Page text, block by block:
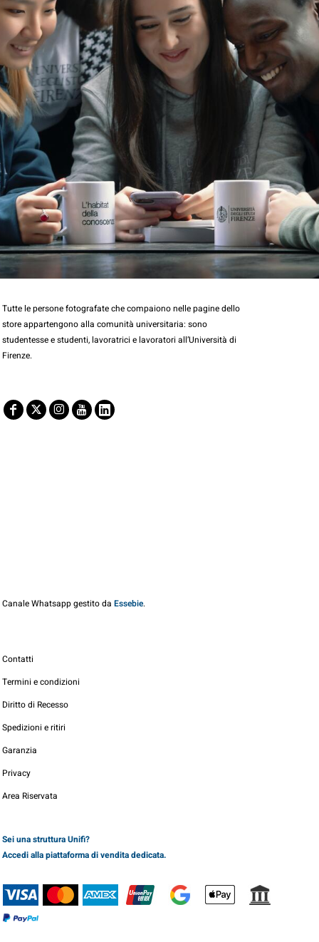
Tutte le persone fotografate che compaiono nelle pagine dello
store appartengono alla comunità universitaria: sono
studentesse e studenti, lavoratrici e lavoratori all’Università di
Firenze.
Canale Whatsapp gestito da Essebie.
Contatti
Termini e condizioni
Diritto di Recesso
Spedizioni e ritiri
Garanzia
Privacy
Area Riservata
Sei una struttura Unifi?
Accedi alla piattaforma di vendita dedicata.